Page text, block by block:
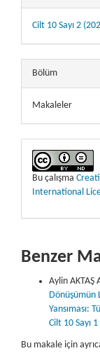
Cilt 10 Sayı 2
Bölüm
Makaleler
Bu çalışma
International
Benzer
Aylin AKTAŞ
Dönüşümün
Yansıması:
Cilt 10 Sayı
Bu makale için